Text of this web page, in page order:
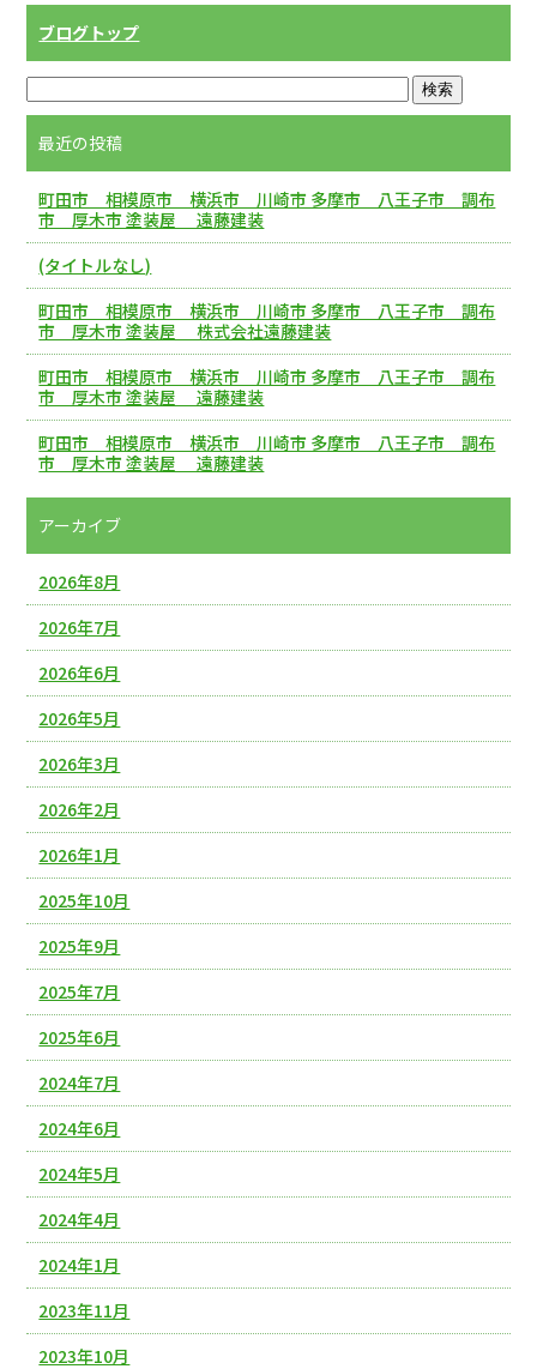
ブログトップ
最近の投稿
町田市 相模原市 横浜市 川崎市 多摩市 八王子市 調布
市 厚木市 塗装屋 遠藤建装
(タイトルなし)
町田市 相模原市 横浜市 川崎市 多摩市 八王子市 調布
市 厚木市 塗装屋 株式会社遠藤建装
町田市 相模原市 横浜市 川崎市 多摩市 八王子市 調布
市 厚木市 塗装屋 遠藤建装
町田市 相模原市 横浜市 川崎市 多摩市 八王子市 調布
市 厚木市 塗装屋 遠藤建装
アーカイブ
2026年8月
2026年7月
2026年6月
2026年5月
2026年3月
2026年2月
2026年1月
2025年10月
2025年9月
2025年7月
2025年6月
2024年7月
2024年6月
2024年5月
2024年4月
2024年1月
2023年11月
2023年10月